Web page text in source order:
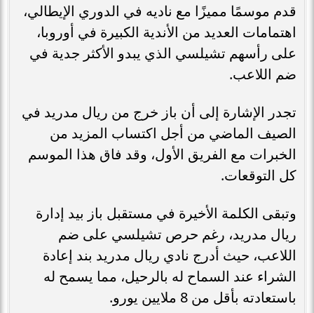
قدم موسمًا مميزًا مع ناديه في الدوري الإيطالي،
اهتمامات العديد من الأندية الكبيرة في أوروبا،
على رأسهم تشيلسي الذي يبدو الأكثر جدية في
ضم اللاعب.
تجدر الإشارة إلى أن باز خرج من ريال مدريد في
الصيف الماضي من أجل اكتساب المزيد من
الخبرات مع الفريق الأول، وقد فاق هذا الموسم
كل التوقعات.
وتبقى الكلمة الأخيرة في مستقبل باز بيد إدارة
ريال مدريد، رغم حرص تشيلسي على ضم
اللاعب، حيث أدرج نادي ريال مدريد بند إعادة
الشراء عند السماح له بالرحيل، مما يسمح له
باستعادته بأقل من 8 ملايين يورو.